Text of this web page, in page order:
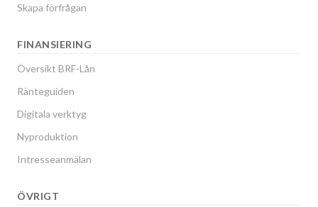
Skapa förfrågan
FINANSIERING
Översikt BRF-Lån
Ränteguiden
Digitala verktyg
Nyproduktion
Intresseanmälan
ÖVRIGT